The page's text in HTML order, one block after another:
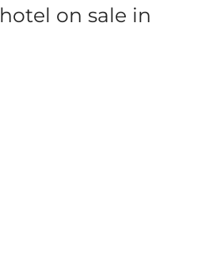
้hotel on sale in